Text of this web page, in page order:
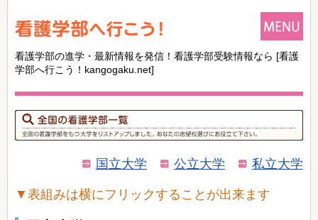
看護学部の進学・最新情報を発信！看護学部受験情報なら [看護
学部へ行こう！kangogaku.net]
国立大学 公立大学 私立大学
▼表組みは横にフリックすることが出来ます